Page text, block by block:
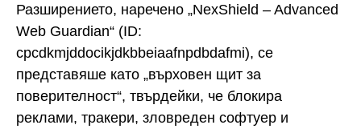
Разширението, наречено „NexShield – Advanced
Web Guardian“ (ID:
cpcdkmjddocikjdkbbeiaafnpdbdafmi), се
представяше като „върховен щит за
поверителност“, твърдейки, че блокира
реклами, тракери, зловреден софтуер и